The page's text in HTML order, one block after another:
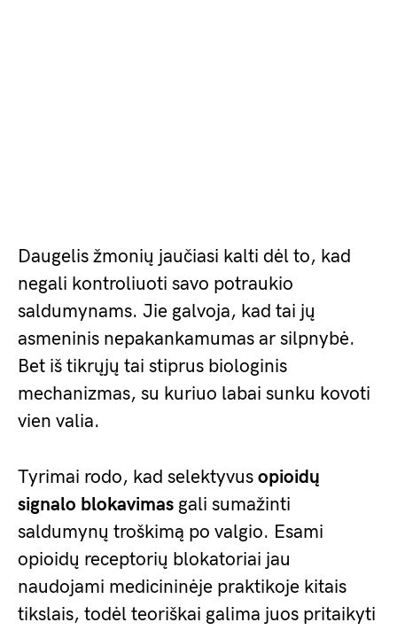
Daugelis žmonių jaučiasi kalti dėl to, kad
negali kontroliuoti savo potraukio
saldumynams. Jie galvoja, kad tai jų
asmeninis nepakankamumas ar silpnybė.
Bet iš tikrųjų tai stiprus biologinis
mechanizmas, su kuriuo labai sunku kovoti
vien valia.
Tyrimai rodo, kad selektyvus opioidų
signalo blokavimas gali sumažinti
saldumynų troškimą po valgio. Esami
opioidų receptorių blokatoriai jau
naudojami medicininėje praktikoje kitais
tikslais, todėl teoriškai galima juos pritaikyti